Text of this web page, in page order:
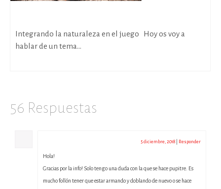
Integrando la naturaleza en el juego Hoy os voy a
hablar de un tema...
56 Respuestas
5 diciembre, 2018 Responder
Hola!
Gracias por la info! Solo tengo una duda con la que se hace pupitre. Es
mucho follón tener que estar armando y doblando de nuevo o se hace